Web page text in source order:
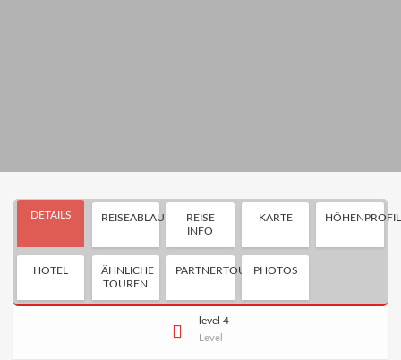
DETAILS REISEABLAUF
REISE
INFO
KARTE HÖHENPROFIL
HOTEL
ÄHNLICHE
TOUREN
PARTNERTOUR PHOTOS
level 4
Level